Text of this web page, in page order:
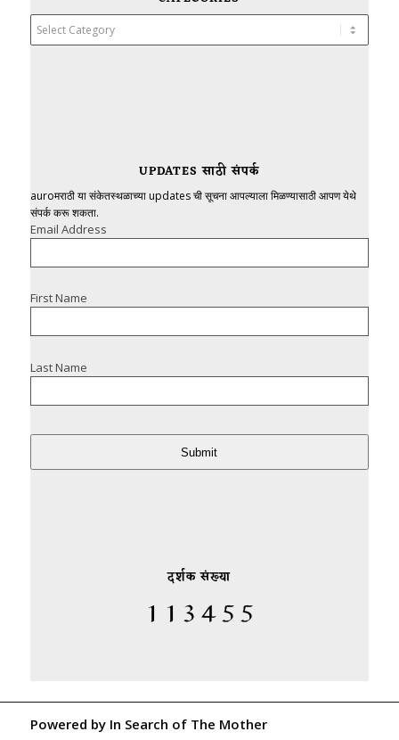
UPDATES साठी संपर्क
auroमराठी या संकेतस्थळाच्या updates ची सूचना आपल्याला मिळण्यासाठी आपण येथे
संपर्क करू शकता.
Email Address
First Name
Last Name
Submit
दर्शक संख्या
Powered by In Search of The Mother